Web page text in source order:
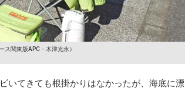
ス関東版APC・木津光永）
いてきても根掛かりはなかったが、海底に漂